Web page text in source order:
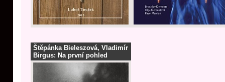
Štěpánka Bieleszová, Vladimír
Birgus: Na první pohled